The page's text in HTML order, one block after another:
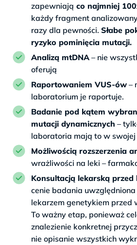
zapewniają co najmniej
każdy fragment
razy dla pewności. Słabe
ryzyko pominięcia mutacji.
Analizą mtDNA – nie
oferują
Raportowaniem VUS-ów –
laboratorium je raportuje.
Badanie pod kątem
mutacji dynamicznych –
laboratoria mają to w swojej
Możliwością rozszerzenia
wrażliwości na leki –
Konsultacją lekarską przed
cenie badania
lekarzem genetykiem przed
To ważny etap, ponieważ
znalezienie konkretnej
nie opisanie wszystkich